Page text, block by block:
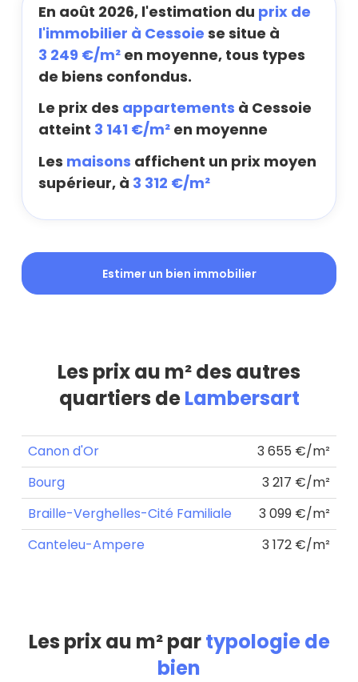
En août 2026, l'estimation du prix de
l'immobilier à Cessoie se situe à
3 249 €/m² en moyenne, tous types
de biens confondus.
Le prix des appartements à Cessoie
atteint 3 141 €/m² en moyenne
Les maisons affichent un prix moyen
supérieur, à 3 312 €/m²
Estimer un bien immobilier
Les prix au m² des autres
quartiers deLambersart
Canon d'Or
3 655 €/m²
Bourg
3 217 €/m²
Braille-Verghelles-Cité Familiale
3 099 €/m²
Canteleu-Ampere
3 172 €/m²
Les prix au m² partypologie de
bien